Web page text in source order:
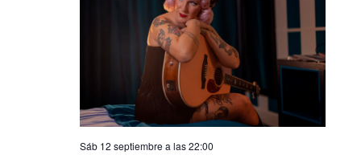
Sáb 12 septiembre a las 22:00